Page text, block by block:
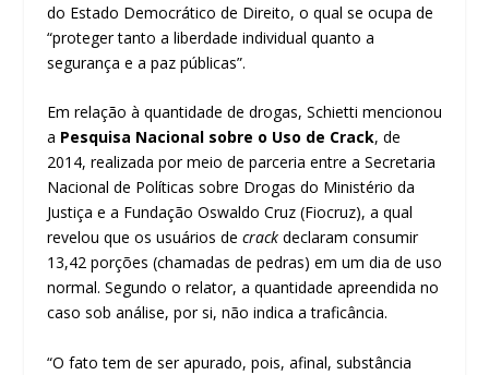
do Estado Democrático de Direito, o qual se ocupa de
“proteger tanto a liberdade individual quanto a
segurança e a paz públicas”.
Em relação à quantidade de drogas, Schietti mencionou
a Pesquisa Nacional sobre o Uso de Crack, de
2014, realizada por meio de parceria entre a Secretaria
Nacional de Políticas sobre Drogas do Ministério da
Justiça e a Fundação Oswaldo Cruz (Fiocruz), a qual
revelou que os usuários de crack declaram consumir
13,42 porções (chamadas de pedras) em um dia de uso
normal. Segundo o relator, a quantidade apreendida no
caso sob análise, por si, não indica a traficância.
“O fato tem de ser apurado, pois, afinal, substância